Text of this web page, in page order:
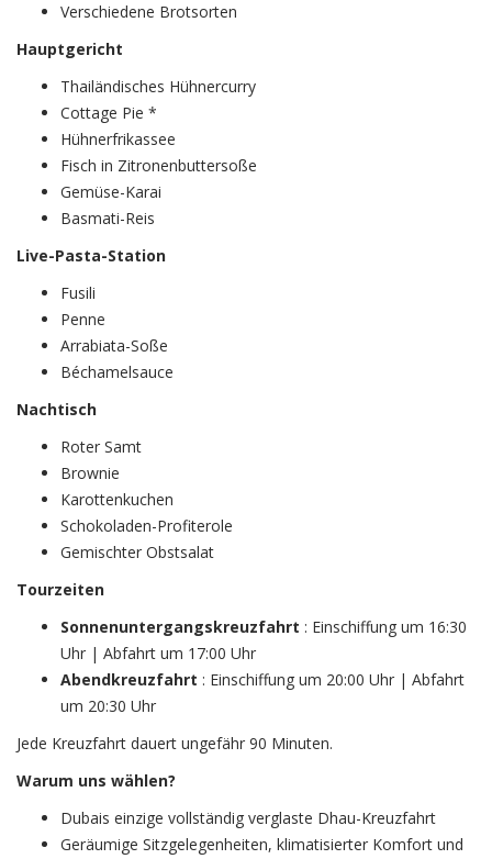
Verschiedene Brotsorten
Hauptgericht
Thailändisches Hühnercurry
Cottage Pie *
Hühnerfrikassee
Fisch in Zitronenbuttersoße
Gemüse-Karai
Basmati-Reis
Live-Pasta-Station
Fusili
Penne
Arrabiata-Soße
Béchamelsauce
Nachtisch
Roter Samt
Brownie
Karottenkuchen
Schokoladen-Profiterole
Gemischter Obstsalat
Tourzeiten
Sonnenuntergangskreuzfahrt : Einschiffung um 16:30
Uhr | Abfahrt um 17:00 Uhr
Abendkreuzfahrt : Einschiffung um 20:00 Uhr | Abfahrt
um 20:30 Uhr
Jede Kreuzfahrt dauert ungefähr 90 Minuten.
Warum uns wählen?
Dubais einzige vollständig verglaste Dhau-Kreuzfahrt
Geräumige Sitzgelegenheiten, klimatisierter Komfort und